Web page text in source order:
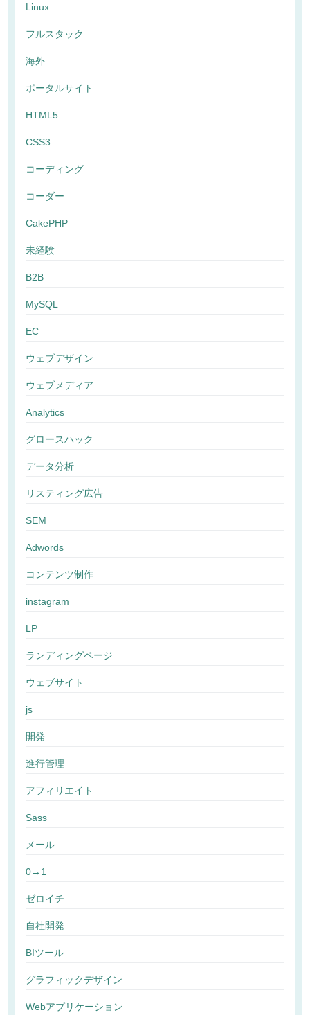
Linux
フルスタック
海外
ポータルサイト
HTML5
CSS3
コーディング
コーダー
CakePHP
未経験
B2B
MySQL
EC
ウェブデザイン
ウェブメディア
Analytics
グロースハック
データ分析
リスティング広告
SEM
Adwords
コンテンツ制作
instagram
LP
ランディングページ
ウェブサイト
js
開発
進行管理
アフィリエイト
Sass
メール
0→1
ゼロイチ
自社開発
BIツール
グラフィックデザイン
Webアプリケーション